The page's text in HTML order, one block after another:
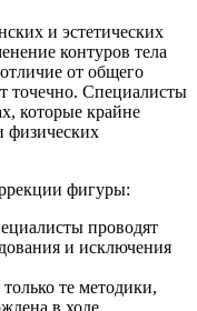
и эстетических
контуров тела
от общего
точечно. Специалисты
которые крайне
физических
фигуры:
проводят
и исключения
те методики,
в ходе